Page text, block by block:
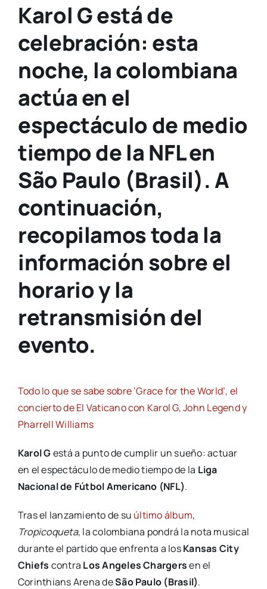
Karol G está de
celebración: esta
noche, la colombiana
actúa en el
espectáculo de medio
tiempo de la NFL en
São Paulo (Brasil). A
continuación,
recopilamos toda la
información sobre el
horario y la
retransmisión del
evento.
Todo lo que se sabe sobre ‘Grace for the World’, el
concierto de El Vaticano con Karol G, John Legend y
Pharrell Williams
Karol Gestá a punto de cumplir un sueño: actuar
en el espectáculo de medio tiempo de la Liga
Nacional de Fútbol Americano (NFL).
Tras el lanzamiento de su último álbum,
Tropicoqueta, la colombiana pondrá la nota musical
durante el partido que enfrenta a losKansas City
Chiefs contra Los Angeles Chargersen el
Corinthians Arena deSão Paulo (Brasil).